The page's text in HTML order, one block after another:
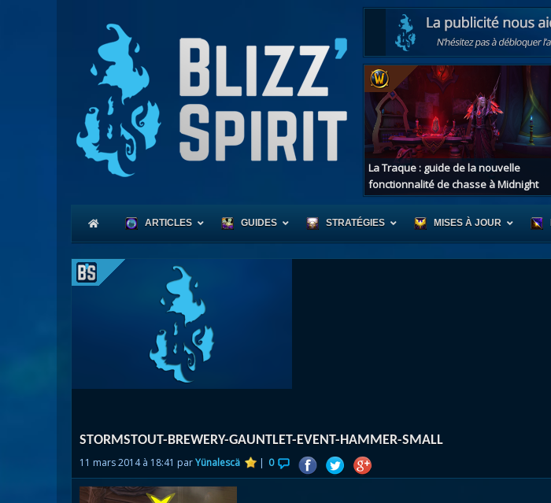
La Traque : guide de la nouvelle
fonctionnalité de chasse à Midnight
ARTICLES GUIDES STRATÉGIES MISES À JOUR
STORMSTOUT-BREWERY-GAUNTLET-EVENT-HAMMER-SMALL
11 mars 2014 à 18:41 parYünalescä | 0